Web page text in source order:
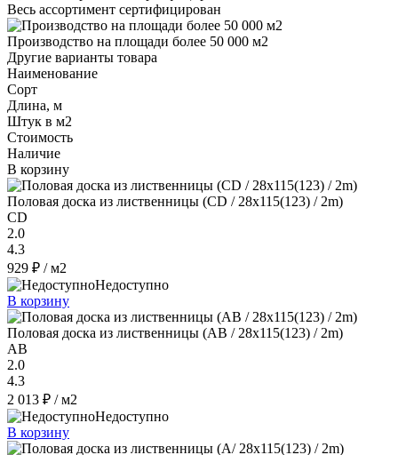
Весь ассортимент сертифицирован
Производство на площади более 50 000 м2
Другие варианты товара
Наименование
Сорт
Длина, м
Штук в м2
Стоимость
Наличие
В корзину
Половая доска из лиственницы (CD / 28x115(123) / 2m)
CD
2.0
4.3
929 ₽ / м2
Недоступно
В корзину
Половая доска из лиственницы (AB / 28x115(123) / 2m)
AB
2.0
4.3
2 013 ₽ / м2
Недоступно
В корзину